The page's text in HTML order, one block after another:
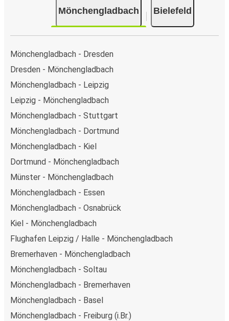
Mönchengladbach Bielefeld
Mönchengladbach - Dresden
Dresden - Mönchengladbach
Mönchengladbach - Leipzig
Leipzig - Mönchengladbach
Mönchengladbach - Stuttgart
Mönchengladbach - Dortmund
Mönchengladbach - Kiel
Dortmund - Mönchengladbach
Münster - Mönchengladbach
Mönchengladbach - Essen
Mönchengladbach - Osnabrück
Kiel - Mönchengladbach
Flughafen Leipzig / Halle - Mönchengladbach
Bremerhaven - Mönchengladbach
Mönchengladbach - Soltau
Mönchengladbach - Bremerhaven
Mönchengladbach - Basel
Mönchengladbach - Freiburg (i.Br.)